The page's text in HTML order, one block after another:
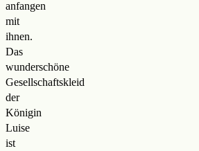
anfangen
mit
ihnen.
Das
wunderschöne
Gesellschaftskleid
der
Königin
Luise
ist